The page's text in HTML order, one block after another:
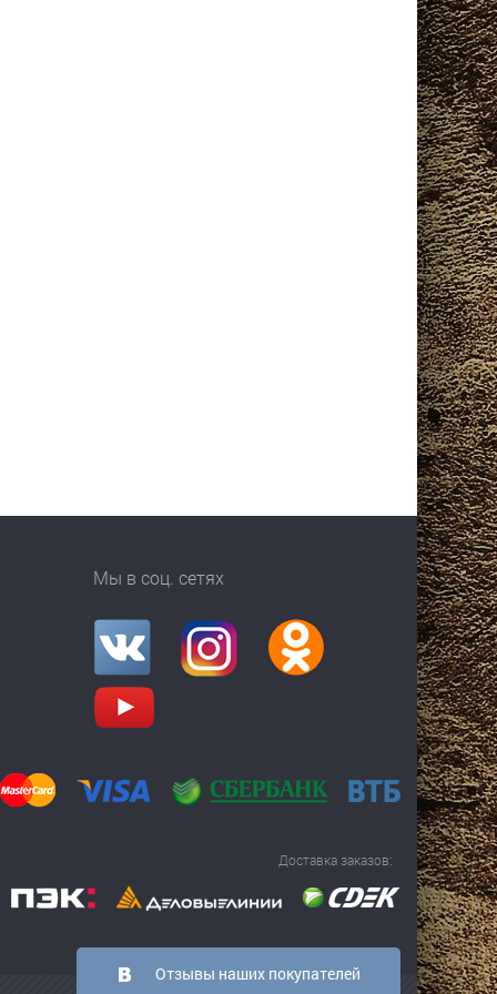
Мы в соц. сетях
Доставка заказов:
Отзывы наших покупателей